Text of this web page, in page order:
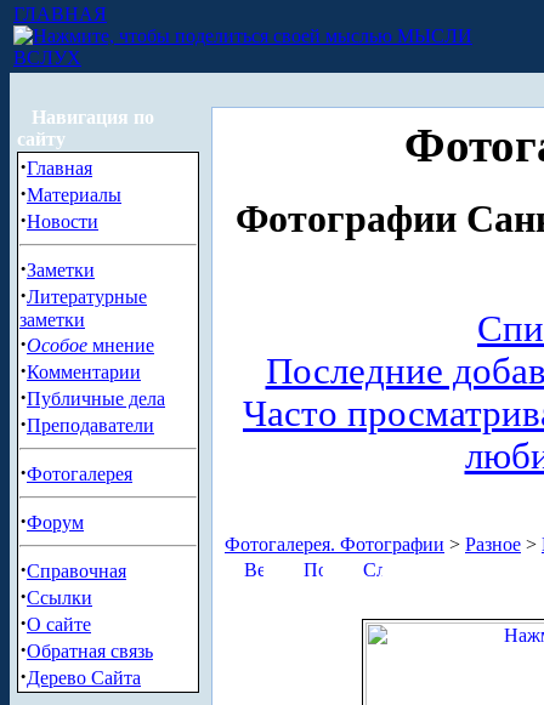
ГЛАВНАЯ
МЫСЛИ
ВСЛУХ
Навигация по
сайту
·Главная
·Материалы
·Новости
·Заметки
·Литературные
заметки
·Особое мнение
·Комментарии
·Публичные дела
·Преподаватели
·Фотогалерея
·Форум
·Справочная
·Ссылки
·О сайте
·Обратная связь
·Дерево Сайта
Фотографии
Последние
Часто
Фотогалерея. Фотографии > Разное >